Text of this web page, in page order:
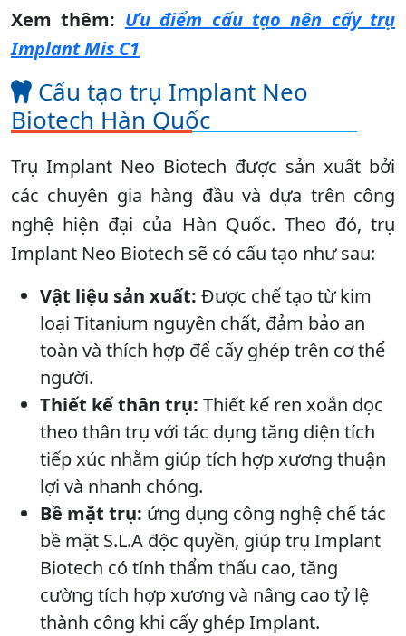
Xem thêm: Ưu điểm cấu tạo nên cấy trụ
Implant Mis C1
Cấu tạo trụ Implant Neo
Biotech Hàn Quốc
Trụ Implant Neo Biotech được sản xuất bởi
các chuyên gia hàng đầu và dựa trên công
nghệ hiện đại của Hàn Quốc. Theo đó, trụ
Implant Neo Biotech sẽ có cấu tạo như sau:
Vật liệu sản xuất: Được chế tạo từ kim
loại Titanium nguyên chất, đảm bảo an
toàn và thích hợp để cấy ghép trên cơ thể
người.
Thiết kế thân trụ: Thiết kế ren xoắn dọc
theo thân trụ với tác dụng tăng diện tích
tiếp xúc nhằm giúp tích hợp xương thuận
lợi và nhanh chóng.
Bề mặt trụ: ứng dụng công nghệ chế tác
bề mặt S.L.A độc quyền, giúp trụ Implant
Biotech có tính thẩm thấu cao, tăng
cường tích hợp xương và nâng cao tỷ lệ
thành công khi cấy ghép Implant.